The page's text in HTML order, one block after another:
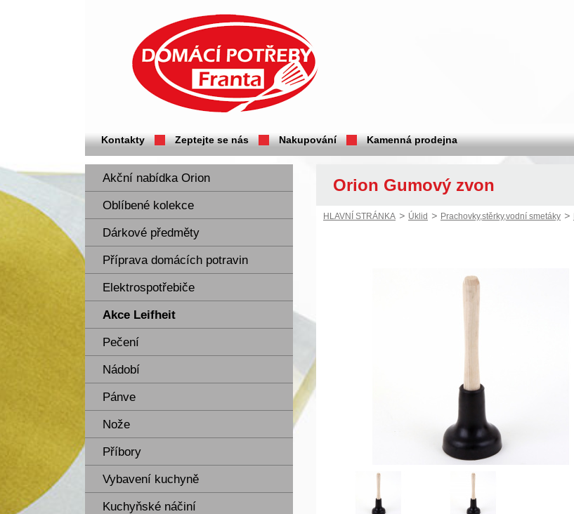
Kontakty Zeptejte se nás Nakupování Kamenná prodejna
Akční nabídka Orion
Oblíbené kolekce
Dárkové předměty
Příprava domácích potravin
Elektrospotřebiče
Akce Leifheit
Pečení
Nádobí
Pánve
Nože
Příbory
Vybavení kuchyně
Kuchyňské náčiní
Orion Gumový zvon
HLAVNÍ STRÁNKA > Úklid > Prachovky,stěrky,vodní smetáky >